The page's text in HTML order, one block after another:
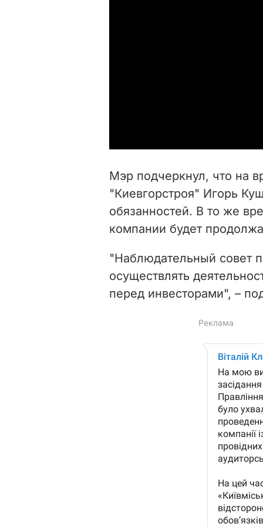
Мэр подчеркнул, что на
"Киевгорстроя" Игорь
обязанностей. В то же
компании будет
"Наблюдательный совет
осуществлять
перед инвесторами", –